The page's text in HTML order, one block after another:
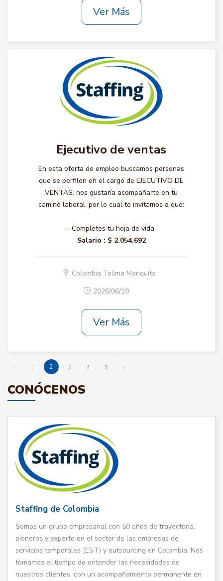
Ver Más
Ejecutivo de ventas
En esta oferta de empleo buscamos personas
que se perfilen en el cargo de EJECUTIVO DE
VENTAS, nos gustaría acompañarte en tu
camino laboral, por lo cual te invitamos a que:
- Completes tu hoja de vida.
Salario : $ 2.054.692
Colombia Tolima Mariquita
2026/06/19
Ver Más
‹ 1 2 3 4 5 ›
CONÓCENOS
Staffing de Colombia
Somos un grupo empresarial con 50 años de trayectoria,
pioneros y experto en el sector de las empresas de
servicios temporales (EST) y outsourcing en Colombia. Nos
tomamos el tiempo de entender las necesidades de
nuestros clientes, con un acompañamiento permanente en